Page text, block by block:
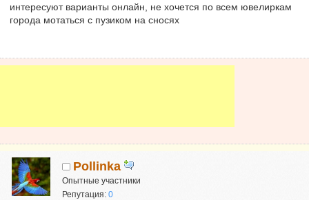
интересуют варианты онлайн, не хочется по всем ювелиркам
города мотаться с пузиком на сносях
Pollinka
Опытные участники
Репутация:0